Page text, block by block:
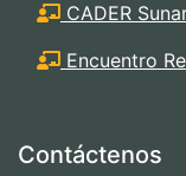
CADER
Encuentro
Contáctenos